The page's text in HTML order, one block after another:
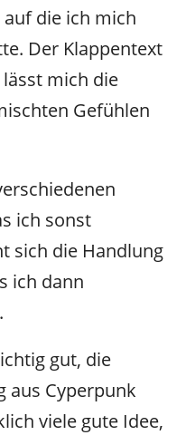
auf die ich mich
Der Klappentext
mich die
Gefühlen
ich sonst
sich die Handlung
ich dann
gut, die
aus Cyperpunk
viele gute Idee,